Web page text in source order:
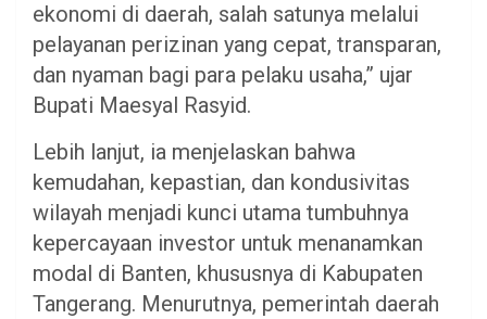
ekonomi di daerah, salah satunya melalui
pelayanan perizinan yang cepat, transparan,
dan nyaman bagi para pelaku usaha,” ujar
Bupati Maesyal Rasyid.
Lebih lanjut, ia menjelaskan bahwa
kemudahan, kepastian, dan kondusivitas
wilayah menjadi kunci utama tumbuhnya
kepercayaan investor untuk menanamkan
modal di Banten, khususnya di Kabupaten
Tangerang. Menurutnya, pemerintah daerah